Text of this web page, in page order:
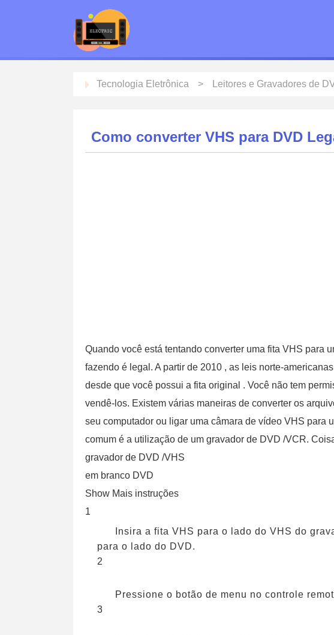
Tecnologia Eletrônica Leitores e Gravadores de
Como converter VHS para DVD
Quando você está tentando converter uma fita VHS para
fazendo é legal. A partir de 2010 , as leis norte-
desde que você possui a fita original . Você não tem
vendê-los. Existem várias maneiras de converter os
seu computador ou ligar uma câmara de vídeo VHS para
comum é a utilização de um gravador de DVD /VCR.
gravador de DVD /VHS
em branco DVD
Show Mais instruções
1
Insira a fita VHS para o lado do VHS do
para o lado do DVD.
2
Pressione o botão de menu no controle
3